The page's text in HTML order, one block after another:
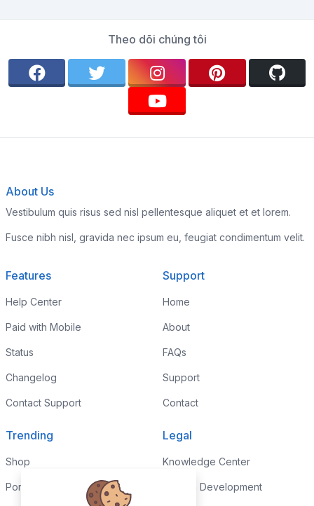
Theo dõi chúng tôi
About Us
Vestibulum quis risus sed nisl pellentesque aliquet et et lorem.
Fusce nibh nisl, gravida nec ipsum eu, feugiat condimentum velit.
Features
Help Center
Paid with Mobile
Status
Changelog
Contact Support
Support
Home
About
FAQs
Support
Contact
Trending
Shop
Portfolio
Legal
Knowledge Center
Custom Development